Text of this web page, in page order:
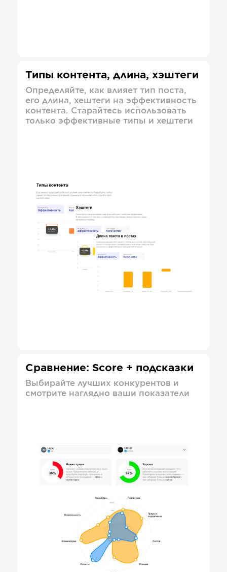
Типы контента, длина, хэштеги
Определяйте, как влияет тип поста,
его длина, хештеги на эффективность
контента. Старайтесь использовать
только эффективные типы и хештеги
Сравнение: Score + подсказки
Выбирайте лучших конкурентов и
смотрите наглядно ваши показатели